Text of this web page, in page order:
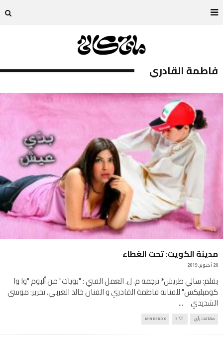
فاطمة القادري
مدينة الكويت: تحت الغطاء
20 أكتوبر, 2019
بقلم: سالي طريش* ترجمة م. ل. العمل الفني : "بويات" من ألبوم "وا وا
كومبليكس" للفنانة فاطمة القادري و الفنان خالد الغربلي. تحرير: موسى
الشديدي ...
مقالات رأي 3
0 MIN READ